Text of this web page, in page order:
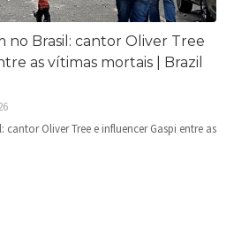
no Brasil: cantor Oliver Tree
as vítimas mortais | Brazil
Oliver Tree e influencer Gaspi entre as